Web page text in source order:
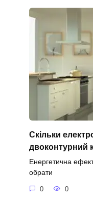
Скільки
двоконтурний
Енергетична
обрати
0 0